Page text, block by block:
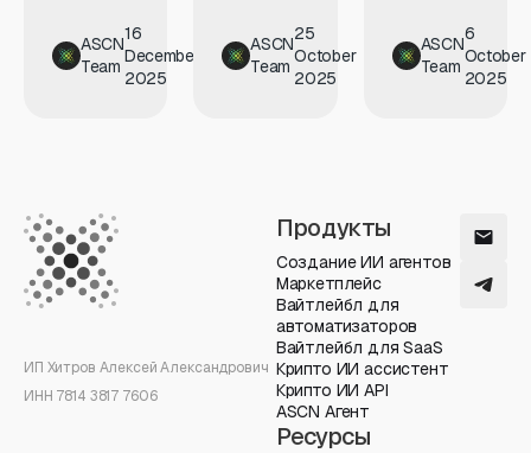
ASCN
Team
16
December
2025
ASCN
Team
25
October
2025
ASCN
Team
6
October
2025
ИП Хитров Алексей Александрович
ИНН 7814 3817 7606
Продукты
Создание ИИ агентов
Маркетплейс
Вайтлейбл для
автоматизаторов
Вайтлейбл для SaaS
Крипто ИИ ассистент
Крипто ИИ API
ASCN Агент
Ресурсы